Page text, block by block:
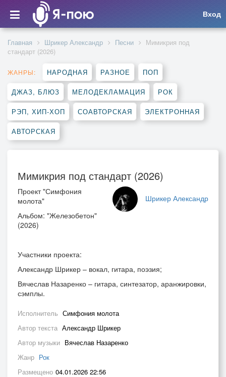
Вход
Главная Шрикер Александр Песни
Мимикрия под
стандарт (2026)
ЖАНРЫ: НАРОДНАЯ РАЗНОЕ ПОП
ДЖАЗ, БЛЮЗ МЕЛОДЕКЛАМАЦИЯ РОК
РЭП, ХИП-ХОП СОАВТОРСКАЯ ЭЛЕКТРОННАЯ
АВТОРСКАЯ
Мимикрия под стандарт (2026)
Шрикер Александр
Проект "Симфония
молота"
Альбом: "Железобетон"
(2026)
Участники проекта:
Александр Шрикер – вокал, гитара, поэзия;
Вячеслав Назаренко – гитара, синтезатор, аранжировки,
сэмплы.
Исполнитель Симфония молота
Автор текста Александр Шрикер
Автор музыки Вячеслав Назаренко
Жанр Рок
Размещено 04.01.2026 22:56